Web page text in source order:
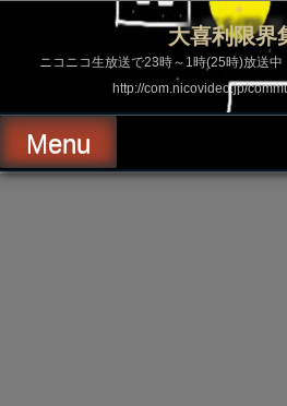
ス
ッ
プ
大喜利限界
ニコニコ生放送で23時～1時(25時)放送
http://com.nicovideo.jp/
Menu